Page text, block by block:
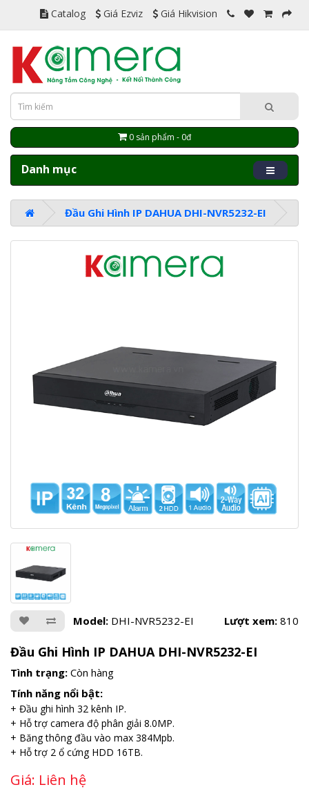
Catalog Giá Ezviz Giá Hikvision
0 sản phẩm - 0đ
Danh mục
Đầu Ghi Hình IP DAHUA DHI-NVR5232-EI
Model: DHI-NVR5232-EI Lượt xem: 810
Đầu Ghi Hình IP DAHUA DHI-NVR5232-EI
Tình trạng: Còn hàng
Tính năng nổi bật:
+ Đầu ghi hình 32 kênh IP.
+ Hỗ trợ camera độ phân giải 8.0MP.
+ Băng thông đầu vào max 384Mpb.
+ Hỗ trợ 2 ổ cứng HDD 16TB.
Giá: Liên hệ